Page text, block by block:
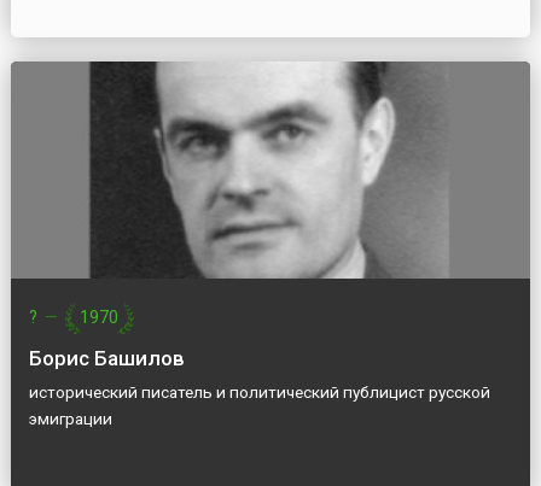
? — 1970
Борис Башилов
исторический писатель и политический публицист русской
эмиграции